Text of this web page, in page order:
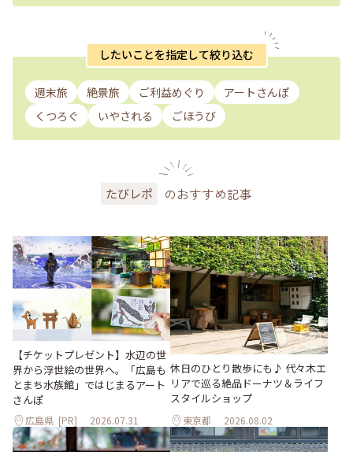
したいことを指定して絞り込む
週末旅 絶景旅 ご利益めぐり
アートさんぽ
くつろぐ
いやされる ごほうび
たびレポ のおすすめ記事
【チケットプレゼント】水辺の世
界から浮世絵の世界へ。「広島も
とまち水族館」ではじまるアート
さんぽ
広島県 [PR] 2026.07.31
休日のひとり散歩にも♪ 代々木エ
リアで巡る絶品ドーナツ＆ライフ
スタイルショップ
東京都 2026.08.02